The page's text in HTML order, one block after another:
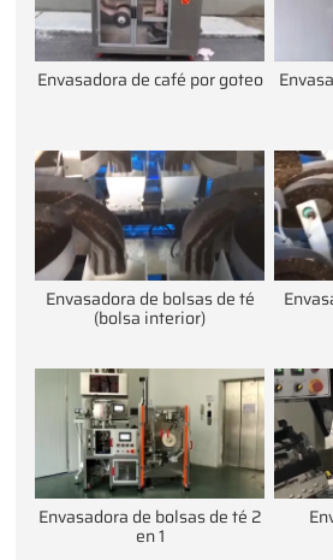
Envasadora de café por goteo
Envasadora de bolsas de té
(bolsa interior)
Envasadora de bolsas de té 2
en 1